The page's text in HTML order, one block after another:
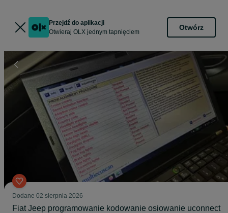
Przejdź do aplikacji
Otwieraj OLX jednym tapnięciem
Otwórz
Dodane 02 sierpnia 2026
Fiat Jeep programowanie kodowanie osiowanie uconnect